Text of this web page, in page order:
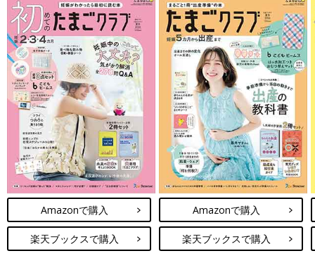
ていたんです。妊婦でも服用できる吸入薬を処方してもらえたの
で、我慢せずにすぐに病院に来ていたら･･･と反省しました。も
しも今、妊娠中で体に不調を感じている人がいたら「我慢しない
で、すぐにかかりつけの産婦人科
医に相談を！」と伝えたいで
す。
ほかにも妊婦歯科健診で「問題なし」と言われていたのに、出産
予定日の5日前に歯に激痛が走り、あわてて歯科医院で診てもら
ったら「産後すぐに歯を抜かないといけないかも」と言われまし
た。そのときは予定日も間近だったので、応急処置だけしてもら
ったのですが、思い返せば妊娠中は産院以外にもいろいろな病院
にお世話になりました。
いよいよ出産当日。無痛分娩の予定が予想外のお産
に･･･！
Amazonで購入
楽天ブックスで購入
Amazonで購入
楽天ブックスで購入